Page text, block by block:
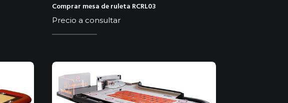
Comprar mesa de ruleta RCRL03
Precio a consultar